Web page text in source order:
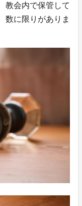
教会内で保管して
数に限りがありま